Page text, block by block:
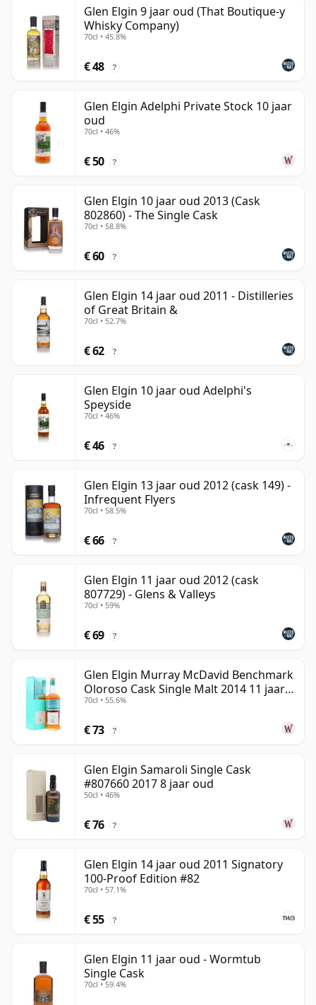
Glen Elgin 9 jaar oud (That Boutique-y
Whisky Company)
70cl • 45.8%
€ 48 ?
Glen Elgin Adelphi Private Stock 10 jaar
oud
70cl • 46%
€ 50 ?
Glen Elgin 10 jaar oud 2013 (Cask
802860) - The Single Cask
70cl • 58.8%
€ 60 ?
Glen Elgin 14 jaar oud 2011 - Distilleries
of Great Britain &
70cl • 52.7%
€ 62 ?
Glen Elgin 10 jaar oud Adelphi's
Speyside
70cl • 46%
€ 46 ?
Glen Elgin 13 jaar oud 2012 (cask 149) -
Infrequent Flyers
70cl • 58.5%
€ 66 ?
Glen Elgin 11 jaar oud 2012 (cask
807729) - Glens & Valleys
70cl • 59%
€ 69 ?
Glen Elgin Murray McDavid Benchmark
Oloroso Cask Single Malt 2014 11 jaar
oud
70cl • 55.6%
€ 73 ?
Glen Elgin Samaroli Single Cask
#807660 2017 8 jaar oud
50cl • 46%
€ 76 ?
Glen Elgin 14 jaar oud 2011 Signatory
100-Proof Edition #82
70cl • 57.1%
€ 55 ?
Glen Elgin 11 jaar oud - Wormtub
Single Cask
70cl • 59.4%